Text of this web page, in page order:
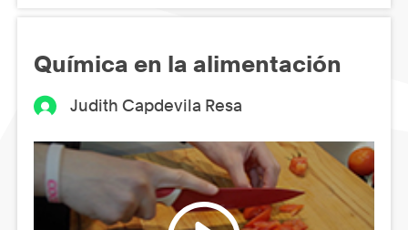
Química en la alimentación
Judith Capdevila Resa